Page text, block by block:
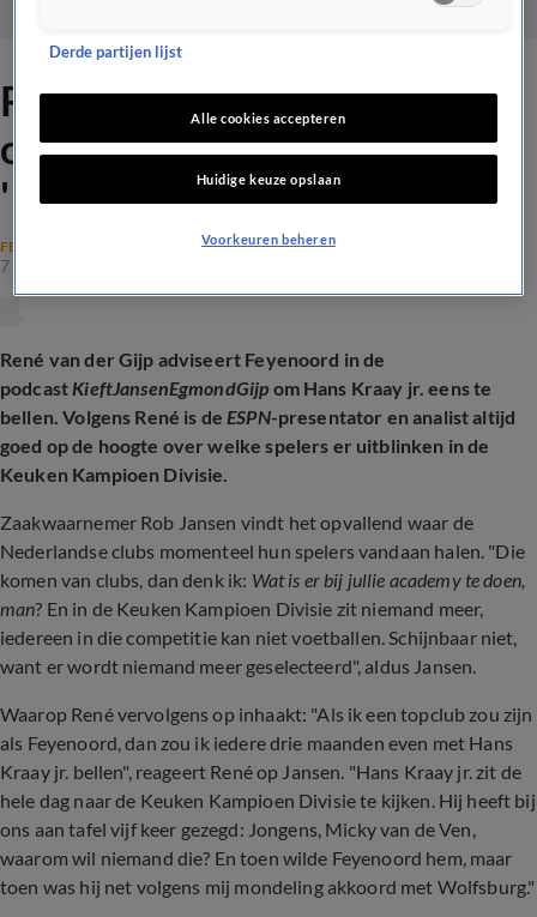
René adviseert Feyenoord
om Hans Kraay jr. te bellen:
'Iedere drie maanden!'
FEYENOORD
7 jan 2025, 17:35
René van der Gijp adviseert Feyenoord in de
podcast KieftJansenEgmondGijp om Hans Kraay jr. eens te
bellen. Volgens René is deESPN-presentator en analist altijd
goed op de hoogte over welke spelers er uitblinken in de
Keuken Kampioen Divisie.
Zaakwaarnemer Rob Jansen vindt het opvallend waar de
Nederlandse clubs momenteel hun spelers vandaan halen. "Die
komen van clubs, dan denk ik: Wat is er bij jullie academy te doen,
man? En in de Keuken Kampioen Divisie zit niemand meer,
iedereen in die competitie kan niet voetballen. Schijnbaar niet,
want er wordt niemand meer geselecteerd", aldus Jansen.
Waarop René vervolgens op inhaakt: "Als ik een topclub zou zijn
als Feyenoord, dan zou ik iedere drie maanden even met Hans
Kraay jr. bellen", reageert René op Jansen. "Hans Kraay jr. zit de
hele dag naar de Keuken Kampioen Divisie te kijken. Hij heeft bij
ons aan tafel vijf keer gezegd: Jongens, Micky van de Ven,
waarom wil niemand die? En toen wilde Feyenoord hem, maar
toen was hij net volgens mij mondeling akkoord met Wolfsburg."
Derde partijen lijst
Alle cookies accepteren
Huidige keuze opslaan
Voorkeuren beheren